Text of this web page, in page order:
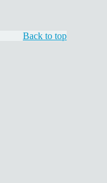
Back to top